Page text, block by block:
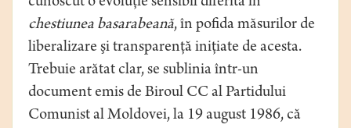
chestiunea basarabeană, în pofida măsurilor de
liberalizare şi transparenţă iniţiate de acesta.
Trebuie arătat clar, se sublinia într-un
document emis de Biroul CC al Partidului
Comunist al Moldovei, la 19 august 1986, că